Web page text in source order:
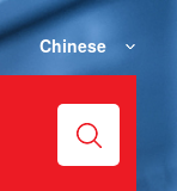
Chinese